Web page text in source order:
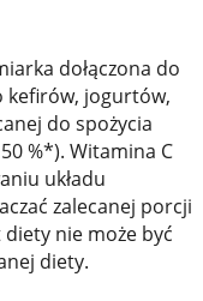
dołączona do
kefirów, jogurtów,
do spożycia
%*). Witamina C
układu
zalecanej porcji
nie może być
diety.